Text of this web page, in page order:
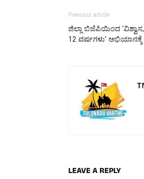
Previous article
ಜಿಲ್ಲಾ ಬಿಜೆಪಿಯಿಂದ
12 ವರ್ಷಗಳು’
LEAVE A REPLY